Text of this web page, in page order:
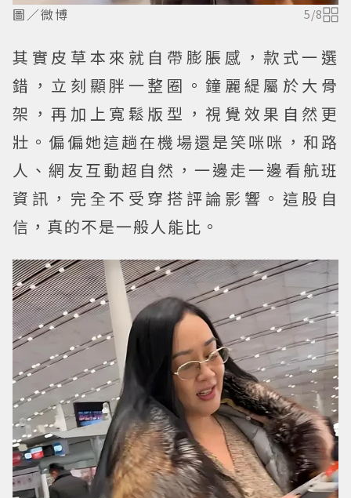
圖／微博 5/8
其實皮草本來就自帶膨脹感，款式一選
錯，立刻顯胖一整圈。鐘麗緹屬於大骨
架，再加上寬鬆版型，視覺效果自然更
壯。偏偏她這趟在機場還是笑咪咪，和路
人、網友互動超自然，一邊走一邊看航班
資訊，完全不受穿搭評論影響。這股自
信，真的不是一般人能比。